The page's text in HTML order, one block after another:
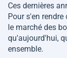
Ces dernières
Pour s'en
le marché des
qu'aujourd'hui,
ensemble.